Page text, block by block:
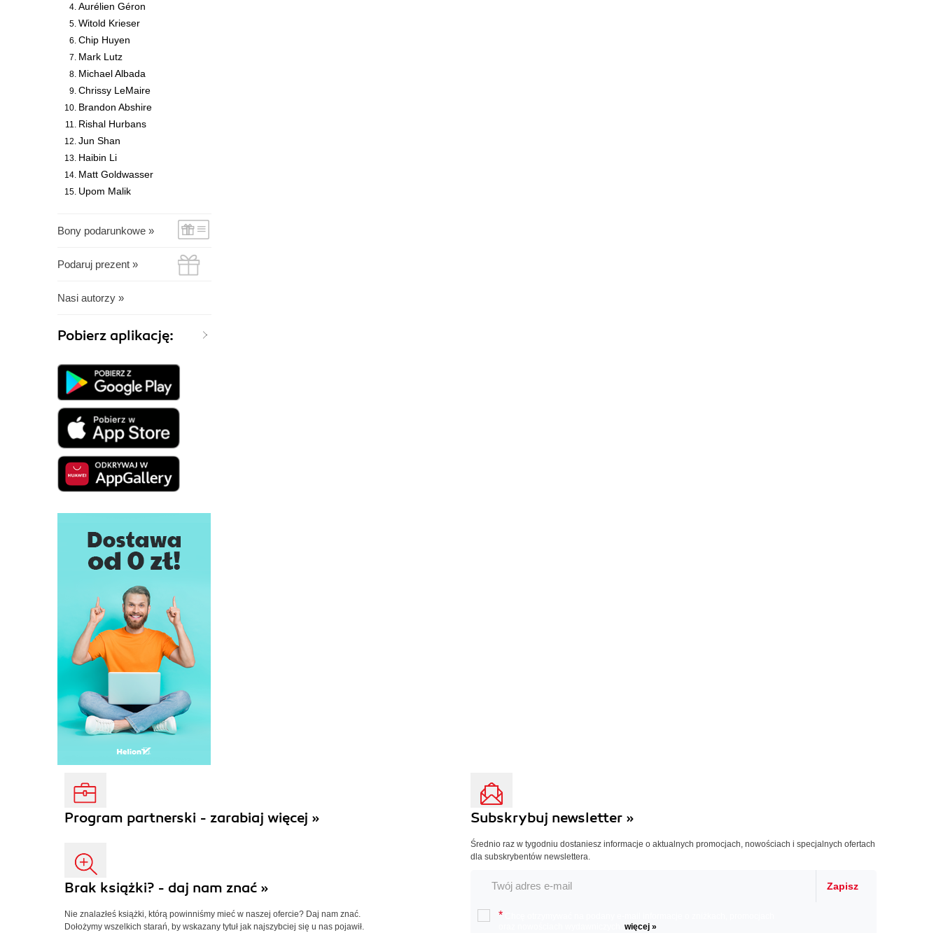
Aurélien Géron
Witold Krieser
Chip Huyen
Mark Lutz
Michael Albada
Chrissy LeMaire
Brandon Abshire
Rishal Hurbans
Jun Shan
Haibin Li
Matt Goldwasser
Upom Malik
Bony podarunkowe »
Podaruj prezent »
Nasi autorzy »
Pobierz aplikację:
Program partnerski - zarabiaj więcej »
Brak książki? - daj nam znać »
Nie znalazłeś książki, którą powinniśmy mieć w naszej ofercie? Daj nam znać.
Dołożymy wszelkich starań, by wskazany tytuł jak najszybciej się u nas pojawił.
Subskrybuj newsletter »
Średnio raz w tygodniu dostaniesz informacje o aktualnych promocjach, nowościach i specjalnych ofertach
dla subskrybentów newslettera.
Zapisz
*
więcej »